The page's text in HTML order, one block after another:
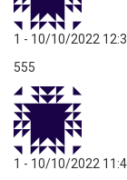
1 - 10/10/2022
555
1 - 10/10/2022